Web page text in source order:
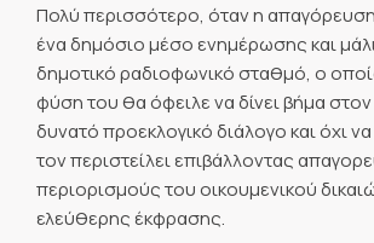
Πολύ περισσότερο, όταν η
ένα δημόσιο μέσο ενημέρωσης και
δημοτικό ραδιοφωνικό σταθμό, ο
φύση του θα όφειλε να δίνει βήμα
δυνατό προεκλογικό διάλογο και όχι να
τον περιστείλει επιβάλλοντας
περιορισμούς του οικουμενικού
ελεύθερης έκφρασης.